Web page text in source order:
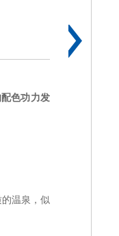
色功力发
温泉，似